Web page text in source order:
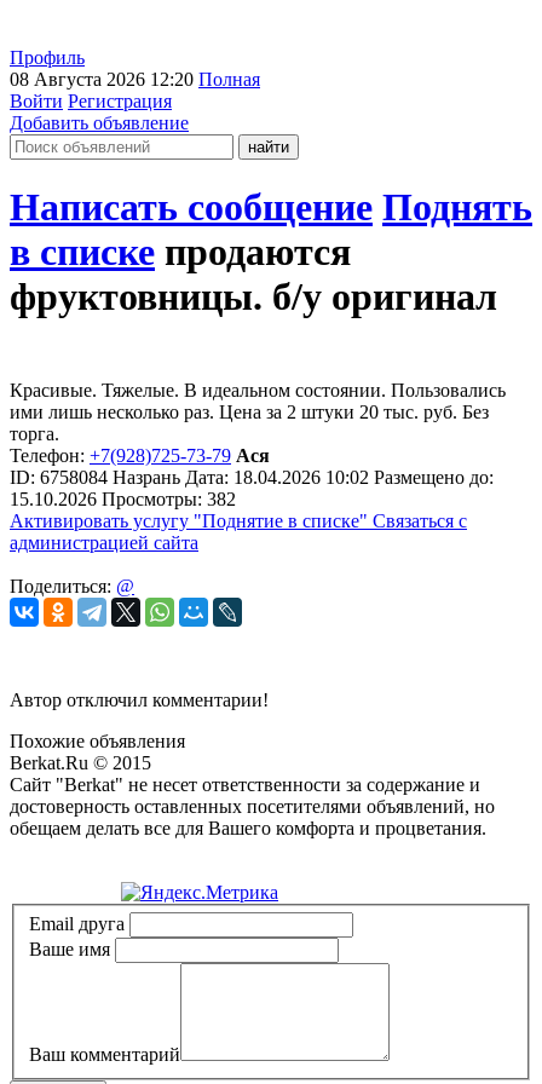
Профиль
08 Августа 2026 12:20 Полная
Войти Регистрация
Добавить объявление
Написать сообщение Поднять
в списке продаются
фруктовницы. б/у оригинал
Красивые. Тяжелые. В идеальном состоянии. Пользовались
ими лишь несколько раз. Цена за 2 штуки 20 тыс. руб. Без
торга.
Телефон: +7(928)725-73-79 Ася
ID: 6758084 Назрань Дата: 18.04.2026 10:02 Размещено до:
15.10.2026 Просмотры: 382
Активировать услугу "Поднятие в списке" Связаться с
администрацией сайта
Поделиться: @
Автор отключил комментарии!
Похожие объявления
Berkat.Ru © 2015
Сайт "Berkat" не несет ответственности за содержание и
достоверность оставленных посетителями объявлений, но
обещаем делать все для Вашего комфорта и процветания.
Email друга
Ваше имя
Ваш комментарий